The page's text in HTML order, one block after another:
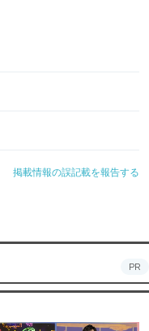
掲載情報の誤記載を報告する
PR